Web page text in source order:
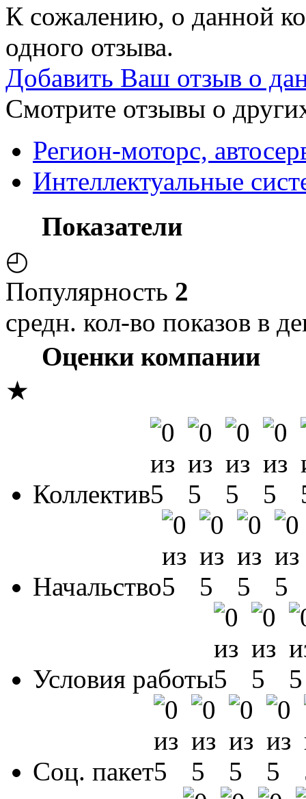
К сожалению, о данной
одного отзыва.
Добавить Ваш отзыв о
Смотрите отзывы о
Регион-моторс,
Интеллектуальные
Показатели
◴
Популярность 2
средн. кол-во показов в
Оценки компании
★
Коллектив
Начальство
Условия работы
Соц. пакет